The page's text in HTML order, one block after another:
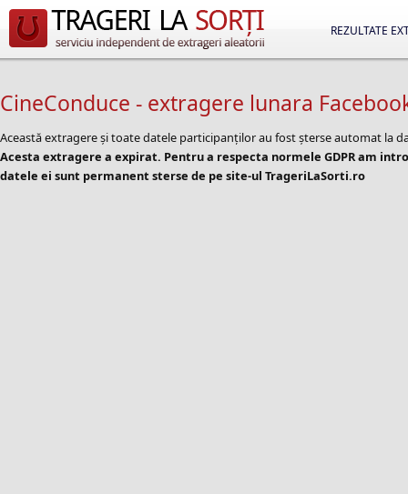
REZULTATE
CineConduce - extragere lunara
Această extragere și toate datele participanților au fost șterse automat la
Acesta extragere a expirat. Pentru a respecta normele GDPR am
datele ei sunt permanent sterse de pe site-ul TrageriLaSorti.ro